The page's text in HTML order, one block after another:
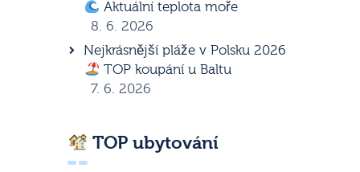
Aktuální teplota moře
8. 6. 2026
Nejkrásnější pláže v Polsku 2026
TOP koupání u Baltu
7. 6. 2026
TOP ubytování